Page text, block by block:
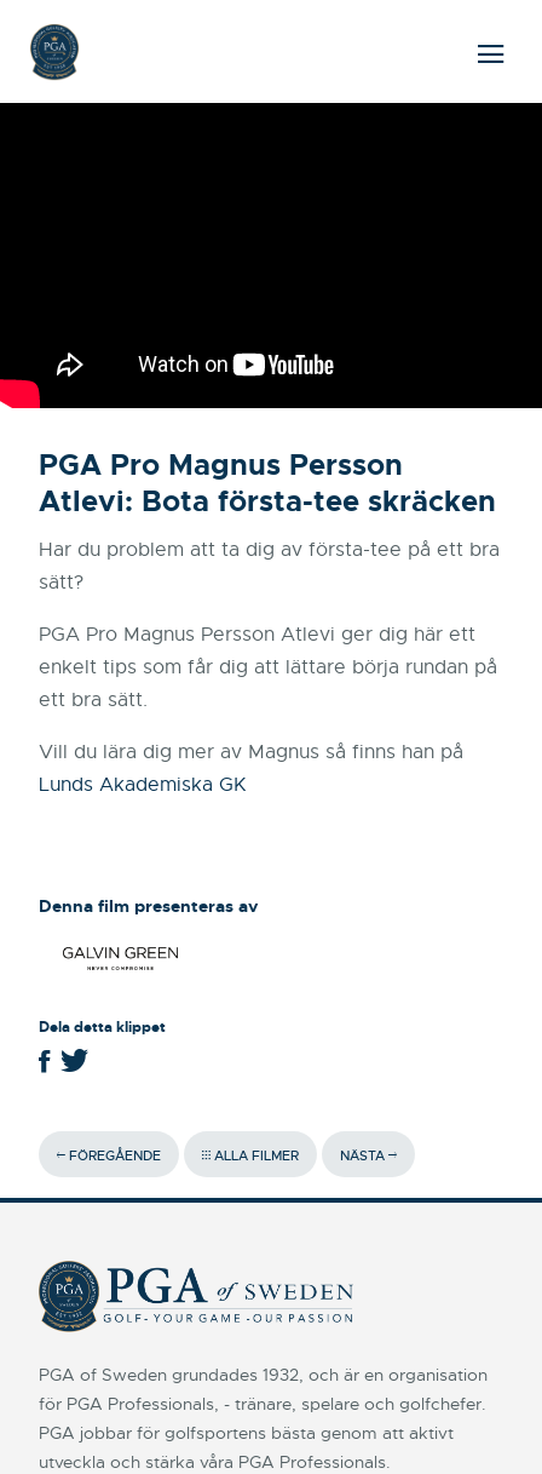
PGA Pro Magnus Persson
Atlevi: Bota första-tee skräcken
Har du problem att ta dig av första-tee på ett bra
sätt?
PGA Pro Magnus Persson Atlevi ger dig här ett
enkelt tips som får dig att lättare börja rundan på
ett bra sätt.
Vill du lära dig mer av Magnus så finns han på
Lunds Akademiska GK
Denna film presenteras av
Dela detta klippet
FÖREGÅENDE ALLA FILMER NÄSTA
PGA of Sweden grundades 1932, och är en organisation
för PGA Professionals, - tränare, spelare och golfchefer.
PGA jobbar för golfsportens bästa genom att aktivt
utveckla och stärka våra PGA Professionals.